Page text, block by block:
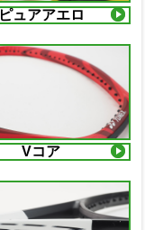
ピュアアエロ
Vコア